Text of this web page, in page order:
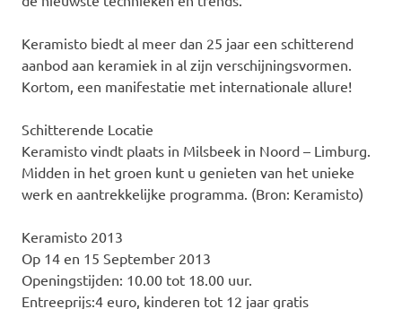
Keramisto biedt al meer dan 25 jaar een schitterend
aanbod aan keramiek in al zijn verschijningsvormen.
Kortom, een manifestatie met internationale allure!
Schitterende Locatie
Keramisto vindt plaats in Milsbeek in Noord – Limburg.
Midden in het groen kunt u genieten van het unieke
werk en aantrekkelijke programma. (Bron: Keramisto)
Keramisto 2013
Op 14 en 15 September 2013
Openingstijden: 10.00 tot 18.00 uur.
Entreeprijs:4 euro, kinderen tot 12 jaar gratis